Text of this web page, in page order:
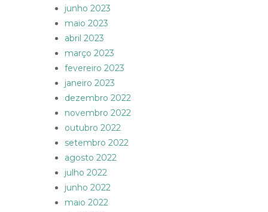
junho 2023
maio 2023
abril 2023
março 2023
fevereiro 2023
janeiro 2023
dezembro 2022
novembro 2022
outubro 2022
setembro 2022
agosto 2022
julho 2022
junho 2022
maio 2022